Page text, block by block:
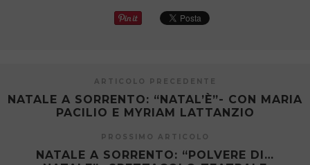
ARTICOLO PRECEDENTE
NATALE A SORRENTO: “NATAL’È”- CON MARIA
PACILIO E MYRIAM LATTANZIO
PROSSIMO ARTICOLO
NATALE A SORRENTO: “POLVERE DI…